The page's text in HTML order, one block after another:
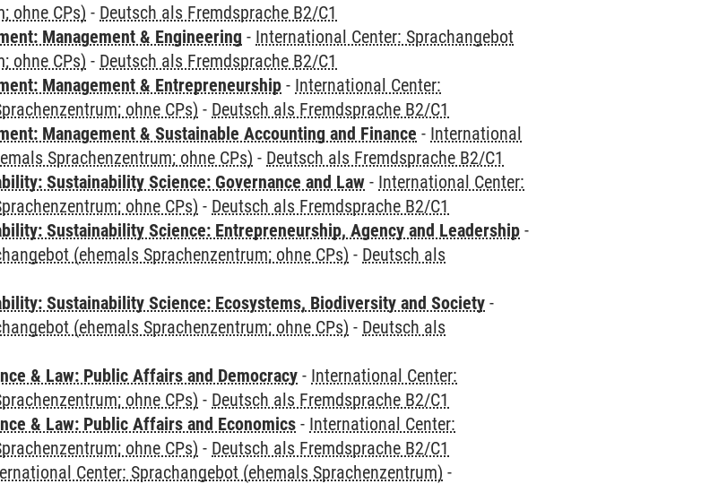
ohne CPs) - Deutsch als Fremdsprache B2/C1
Management & Engineering - International Center: Sprachangebot
ohne CPs) - Deutsch als Fremdsprache B2/C1
Management & Entrepreneurship - International Center:
ohne CPs) - Deutsch als Fremdsprache B2/C1
Management & Sustainable Accounting and Finance - International
Sprachenzentrum; ohne CPs) - Deutsch als Fremdsprache B2/C1
Sustainability Science: Governance and Law - International Center:
ohne CPs) - Deutsch als Fremdsprache B2/C1
Sustainability Science: Entrepreneurship, Agency and Leadership -
(ehemals Sprachenzentrum; ohne CPs) - Deutsch als
Sustainability Science: Ecosystems, Biodiversity and Society -
(ehemals Sprachenzentrum; ohne CPs) - Deutsch als
& Law: Public Affairs and Democracy - International Center:
ohne CPs) - Deutsch als Fremdsprache B2/C1
& Law: Public Affairs and Economics - International Center:
ohne CPs) - Deutsch als Fremdsprache B2/C1
Center: Sprachangebot (ehemals Sprachenzentrum) -